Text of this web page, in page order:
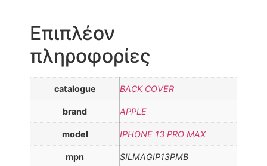
Επιπλέον
πληροφορίες
catalogue BACK COVER
brand APPLE
model IPHONE 13 PRO MAX
mpn SILMAGIP13PMB